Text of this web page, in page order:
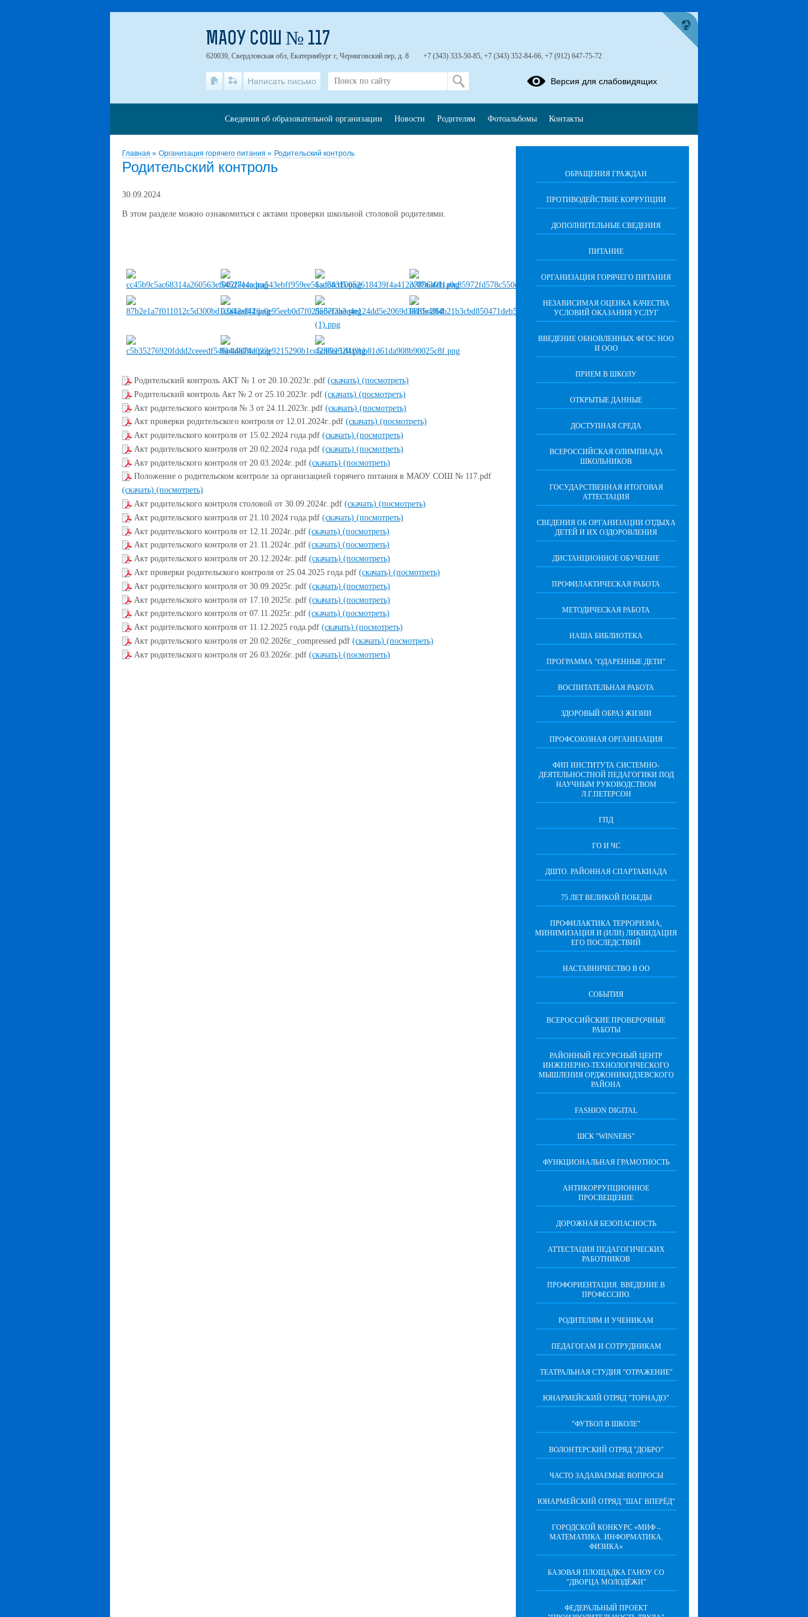
Главная » Организация горячего питания » Родительский контроль
Родительский контроль
30.09.2024
В этом разделе можно ознакомиться с актами проверки школьной столовой родителями.
Родительский контроль АКТ № 1 от 20.10.2023г..pdf (скачать) (посмотреть)
Родительский контроль Акт № 2 от 25.10.2023г..pdf (скачать) (посмотреть)
Акт родительского контроля № 3 от 24.11.2023г..pdf (скачать) (посмотреть)
Акт проверки родительского контроля от 12.01.2024г..pdf (скачать) (посмотреть)
Акт родительского контроля от 15.02.2024 года.pdf (скачать) (посмотреть)
Акт родительского контроля от 20.02.2024 года.pdf (скачать) (посмотреть)
Акт родительского контроля от 20.03.2024г..pdf (скачать) (посмотреть)
Положение о родительском контроле за организацией горячего питания в МАОУ СОШ № 117.pdf
(скачать) (посмотреть)
Акт родительского контроля столовой от 30.09.2024г..pdf (скачать) (посмотреть)
Акт родительского контроля от 21.10.2024 года.pdf (скачать) (посмотреть)
Акт родительского контроля от 12.11.2024г..pdf (скачать) (посмотреть)
Акт родительского контроля от 21.11.2024г..pdf (скачать) (посмотреть)
Акт родительского контроля от 20.12.2024г..pdf (скачать) (посмотреть)
Акт проверки родительского контроля от 25.04.2025 года.pdf (скачать) (посмотреть)
Акт родительского контроля от 30.09.2025г..pdf (скачать) (посмотреть)
Акт родительского контроля от 17.10.2025г..pdf (скачать) (посмотреть)
Акт родительского контроля от 07.11.2025г..pdf (скачать) (посмотреть)
Акт родительского контроля от 11.12.2025 года.pdf (скачать) (посмотреть)
Акт родительского контроля от 20.02.2026г._compressed.pdf (скачать) (посмотреть)
Акт родительского контроля от 26.03.2026г..pdf (скачать) (посмотреть)
ОБРАЩЕНИЯ ГРАЖДАН
ПРОТИВОДЕЙСТВИЕ КОРРУПЦИИ
ДОПОЛНИТЕЛЬНЫЕ СВЕДЕНИЯ
ПИТАНИЕ
ОРГАНИЗАЦИЯ ГОРЯЧЕГО ПИТАНИЯ
НЕЗАВИСИМАЯ ОЦЕНКА КАЧЕСТВА
УСЛОВИЙ ОКАЗАНИЯ УСЛУГ
ВВЕДЕНИЕ ОБНОВЛЕННЫХ ФГОС НОО
И ООО
ПРИЕМ В ШКОЛУ
ОТКРЫТЫЕ ДАННЫЕ
ДОСТУПНАЯ СРЕДА
ВСЕРОССИЙСКАЯ ОЛИМПИАДА
ШКОЛЬНИКОВ
ГОСУДАРСТВЕННАЯ ИТОГОВАЯ
АТТЕСТАЦИЯ
СВЕДЕНИЯ ОБ ОРГАНИЗАЦИИ ОТДЫХА
ДЕТЕЙ И ИХ ОЗДОРОВЛЕНИЯ
ДИСТАНЦИОННОЕ ОБУЧЕНИЕ
ПРОФИЛАКТИЧЕСКАЯ РАБОТА
МЕТОДИЧЕСКАЯ РАБОТА
НАША БИБЛИОТЕКА
ПРОГРАММА "ОДАРЕННЫЕ ДЕТИ"
ВОСПИТАТЕЛЬНАЯ РАБОТА
ЗДОРОВЫЙ ОБРАЗ ЖИЗНИ
ПРОФСОЮЗНАЯ ОРГАНИЗАЦИЯ
ФИП ИНСТИТУТА СИСТЕМНО-
ДЕЯТЕЛЬНОСТНОЙ ПЕДАГОГИКИ ПОД
НАУЧНЫМ РУКОВОДСТВОМ
Л.Г.ПЕТЕРСОН
ГПД
ГО И ЧС
ДШТО. РАЙОННАЯ СПАРТАКИАДА
75 ЛЕТ ВЕЛИКОЙ ПОБЕДЫ
ПРОФИЛАКТИКА ТЕРРОРИЗМА,
МИНИМИЗАЦИЯ И (ИЛИ) ЛИКВИДАЦИЯ
ЕГО ПОСЛЕДСТВИЙ
НАСТАВНИЧЕСТВО В ОО
СОБЫТИЯ
ВСЕРОССИЙСКИЕ ПРОВЕРОЧНЫЕ
РАБОТЫ
РАЙОННЫЙ РЕСУРСНЫЙ ЦЕНТР
ИНЖЕНЕРНО-ТЕХНОЛОГИЧЕСКОГО
МЫШЛЕНИЯ ОРДЖОНИКИДЗЕВСКОГО
РАЙОНА
FASHION DIGITAL
ШСК "WINNERS"
ФУНКЦИОНАЛЬНАЯ ГРАМОТНОСТЬ
АНТИКОРРУПЦИОННОЕ
ПРОСВЕЩЕНИЕ
ДОРОЖНАЯ БЕЗОПАСНОСТЬ
АТТЕСТАЦИЯ ПЕДАГОГИЧЕСКИХ
РАБОТНИКОВ
ПРОФОРИЕНТАЦИЯ. ВВЕДЕНИЕ В
ПРОФЕССИЮ.
РОДИТЕЛЯМ И УЧЕНИКАМ
ПЕДАГОГАМ И СОТРУДНИКАМ
ТЕАТРАЛЬНАЯ СТУДИЯ "ОТРАЖЕНИЕ"
ЮНАРМЕЙСКИЙ ОТРЯД "ТОРНАДО"
"ФУТБОЛ В ШКОЛЕ"
ВОЛОНТЕРСКИЙ ОТРЯД "ДОБРО"
ЧАСТО ЗАДАВАЕМЫЕ ВОПРОСЫ
ЮНАРМЕЙСКИЙ ОТРЯД "ШАГ ВПЕРËД"
ГОРОДСКОЙ КОНКУРС «МИФ –
МАТЕМАТИКА. ИНФОРМАТИКА.
ФИЗИКА»
БАЗОВАЯ ПЛОЩАДКА ГАНОУ СО
"ДВОРЦА МОЛОДЁЖИ"
ФЕДЕРАЛЬНЫЙ ПРОЕКТ
МАОУ СОШ № 117
620039, Свердловская обл, Екатеринбург г, Черниговский пер, д. 8 +7 (343) 333-50-85, +7 (343) 352-84-66, +7 (912) 647-75-72
Написать письмо Версия для слабовидящих
Сведения об образовательной организации Новости Родителям Фотоальбомы Контакты